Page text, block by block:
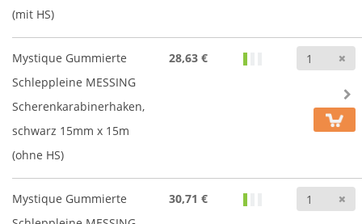
(mit HS)
Mystique Gummierte
Schleppleine MESSING
Scherenkarabinerhaken,
schwarz 15mm x 15m
(ohne HS)
28,63 €
Mystique Gummierte
30,71 €